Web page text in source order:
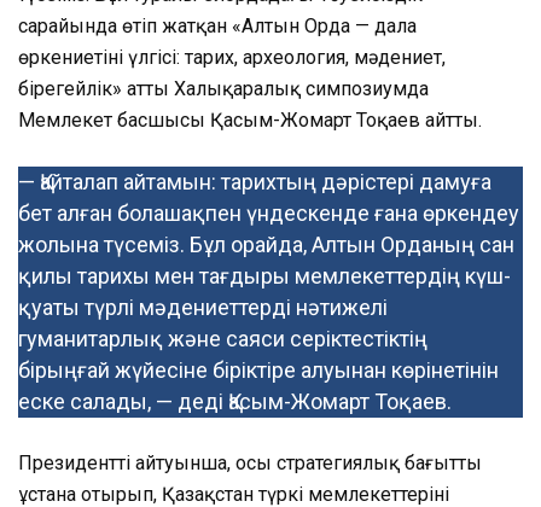
сарайында өтіп жатқан «Алтын Орда — дала
өркениетінің үлгісі: тарих, археология, мәдениет,
бірегейлік» атты Халықаралық симпозиумда
Мемлекет басшысы Қасым-Жомарт Тоқаев айтты.
— Қайталап айтамын: тарихтың дәрістері дамуға
бет алған болашақпен үндескенде ғана өркендеу
жолына түсеміз. Бұл орайда, Алтын Орданың сан
қилы тарихы мен тағдыры мемлекеттердің күш-
қуаты түрлі мәдениеттерді нәтижелі
гуманитарлық және саяси серіктестіктің
бірыңғай жүйесіне біріктіре алуынан көрінетінін
еске салады, — деді Қасым-Жомарт Тоқаев.
Президенттің айтуынша, осы стратегиялық бағытты
ұстана отырып, Қазақстан түркі мемлекеттерінің